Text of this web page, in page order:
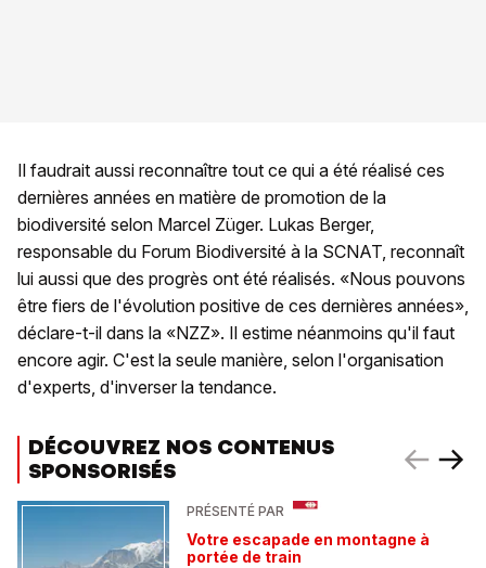
Il faudrait aussi reconnaître tout ce qui a été réalisé ces
dernières années en matière de promotion de la
biodiversité selon Marcel Züger. Lukas Berger,
responsable du Forum Biodiversité à la SCNAT, reconnaît
lui aussi que des progrès ont été réalisés. «Nous pouvons
être fiers de l'évolution positive de ces dernières années»,
déclare-t-il dans la «NZZ». Il estime néanmoins qu'il faut
encore agir. C'est la seule manière, selon l'organisation
d'experts, d'inverser la tendance.
DÉCOUVREZ NOS CONTENUS
SPONSORISÉS
PRÉSENTÉ PAR
Votre escapade en montagne à
portée de train